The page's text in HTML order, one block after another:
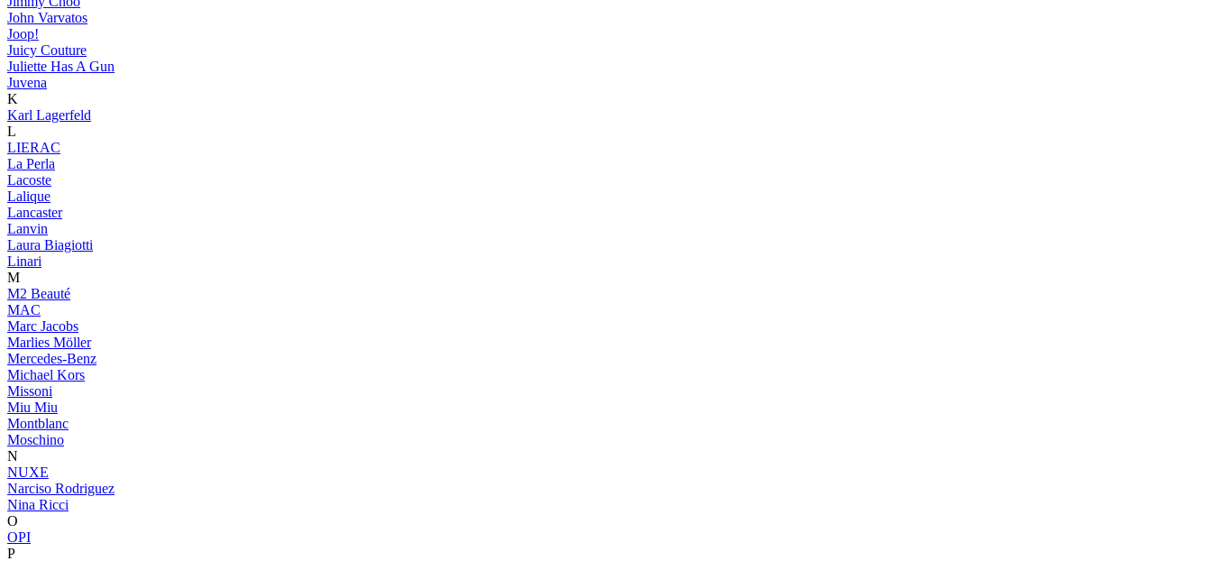
John Varvatos
Joop!
Juicy Couture
Juliette Has A Gun
Juvena
K
Karl Lagerfeld
L
LIERAC
La Perla
Lacoste
Lalique
Lancaster
Lanvin
Laura Biagiotti
Linari
M
M2 Beauté
MAC
Marc Jacobs
Marlies Möller
Mercedes-Benz
Michael Kors
Missoni
Miu Miu
Montblanc
Moschino
N
NUXE
Narciso Rodriguez
Nina Ricci
O
OPI
P